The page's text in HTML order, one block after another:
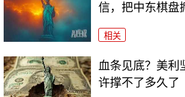
信，把中东棋盘
相关
血条见底？美利
许撑不了多久了